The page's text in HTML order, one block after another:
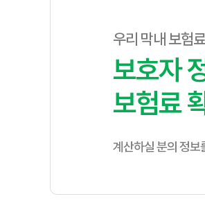
메리츠화재펫퍼민트 보험료 절약
다양한 할인 특약, 다이렉트 가입,
우리 막내 보험
보호자
보험료
계산하실 분의 정보